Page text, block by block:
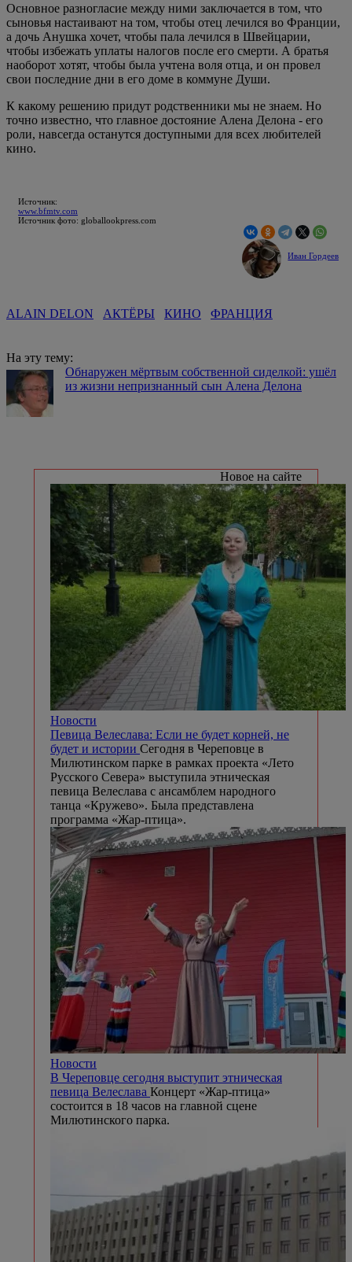
Основное разногласие между ними заключается в том, что
сыновья настаивают на том, чтобы отец лечился во Франции,
а дочь Анушка хочет, чтобы пала лечился в Швейцарии,
чтобы избежать уплаты налогов после его смерти. А братья
наоборот хотят, чтобы была учтена воля отца, и он провел
свои последние дни в его доме в коммуне Души.
К какому решению придут родственники мы не знаем. Но
точно известно, что главное достояние Алена Делона - его
роли, навсегда останутся доступными для всех любителей
кино.
Источник:
www.bfmtv.com
Источник фото: globallookpress.com
Иван Гордеев
ALAIN DELON АКТЁРЫ КИНО ФРАНЦИЯ
На эту тему:
Обнаружен мёртвым собственной сиделкой: ушёл
из жизни непризнанный сын Алена Делона
Новое на сайте
Новости
Певица Велеслава: Если не будет корней, не
будет и истории Сегодня в Череповце в
Милютинском парке в рамках проекта «Лето
Русского Севера» выступила этническая
певица Велеслава с ансамблем народного
танца «Кружево». Была представлена
программа «Жар-птица».
Новости
В Череповце сегодня выступит этническая
певица Велеслава Концерт «Жар-птица»
состоится в 18 часов на главной сцене
Милютинского парка.